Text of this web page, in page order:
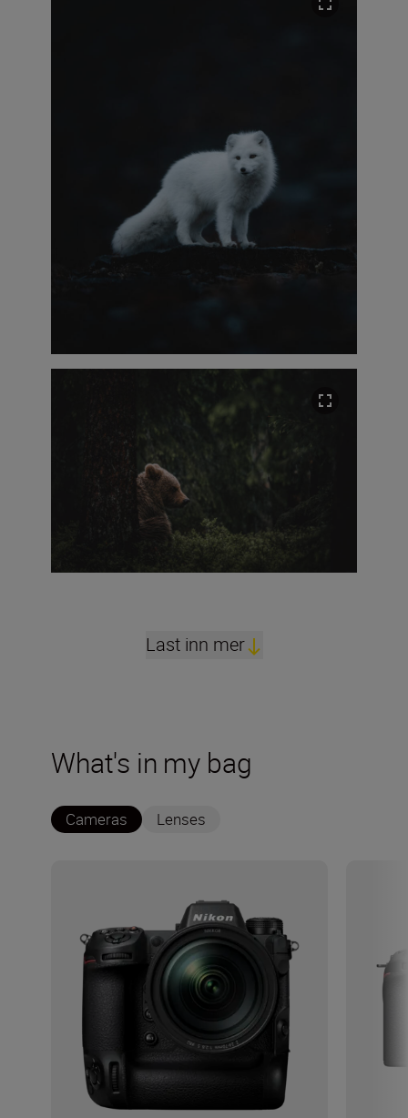
Last inn mer
What's in my bag
Cameras Lenses